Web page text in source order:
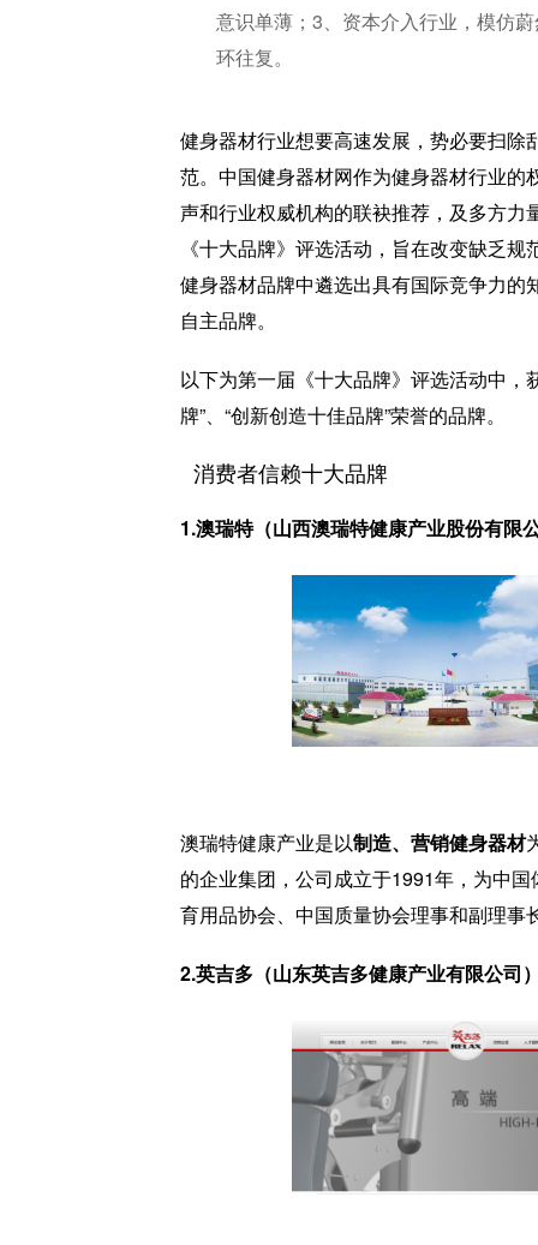
意识单薄；3、资本介入行业，模仿
环往复。
健身器材行业想要高速发展，势必要扫除
范。中国健身器材网作为健身器材行业的
声和行业权威机构的联袂推荐，及多方力
《十大品牌》评选活动，旨在改变缺乏
健身器材品牌中遴选出具有国际竞争力的
自主品牌。
以下为第一届《十大品牌》评选活动中，
牌”、“创新创造十佳品牌”荣誉的品牌。
消费者信赖十大品牌
1.澳瑞特（山西澳瑞特健康产业股份有限
澳瑞特健康产业是以制造、营销健身器材
的企业集团，公司成立于1991年，为中
育用品协会、中国质量协会理事和副理事
2.英吉多（山东英吉多健康产业有限公司